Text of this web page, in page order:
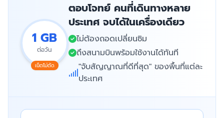
1 GB
ต่อวัน
เน็ตไม่ตัด
ตอบโจทย์ คนที่เดินทางหลาย
ประเทศ จบได้ในเครื่องเดียว
ไม่ต้องถอดเปลี่ยนซิม
ถึงสนามบินพร้อมใช้งานได้ทันที
"จับสัญญาณที่ดีที่สุด" ของพื้นที่แต่ละ
ประเทศ